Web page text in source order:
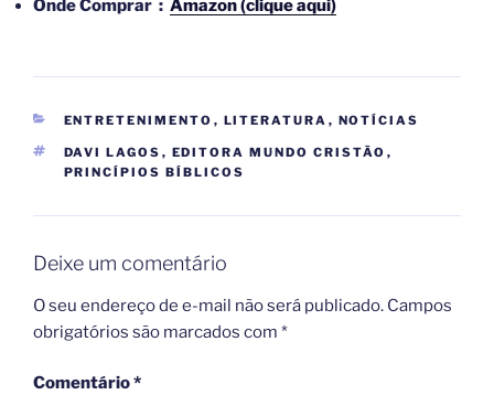
Onde Comprar ‏ : ‎ Amazon (clique aqui)
CATEGORIAS
ENTRETENIMENTO , LITERATURA , NOTÍCIAS
TAGS
DAVI LAGOS , EDITORA MUNDO CRISTÃO ,
PRINCÍPIOS BÍBLICOS
Deixe um comentário
O seu endereço de e-mail não será publicado. Campos
obrigatórios são marcados com *
Comentário*